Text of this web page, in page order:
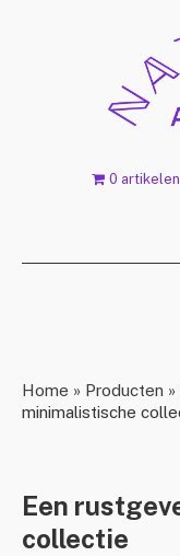
0 artikelen
Home » Producten »
minimalistische
Een
collectie